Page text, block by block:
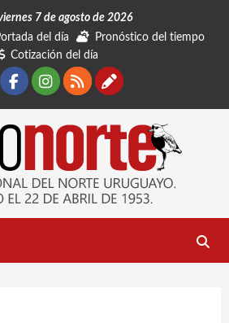
7 de agosto de 2026
del día
Pronóstico del tiempo
Cotización del día
Facebook
Instagram
RSSContáctanos